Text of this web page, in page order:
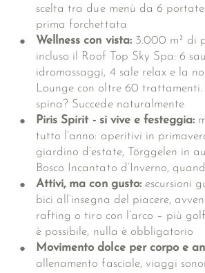
scelta tra due menù da 6
prima forchettata
Wellness con vista: 3.000 m² di
incluso il Roof Top Sky Spa: 6
idromassaggi, 4 sale relax e la
Lounge con oltre 60 trattamenti.
spina? Succede naturalmente
Piris Spirit - si vive e festeggia:
tutto l’anno: aperitivi in
giardino d’estate, Törggelen in
Bosco Incantato d’Inverno,
Attivi, ma con gusto: escursioni
bici all’insegna del piacere,
rafting o tiro con l’arco – più
è possibile, nulla è obbligatorio
Movimento dolce per corpo e
allenamento fasciale, viaggi